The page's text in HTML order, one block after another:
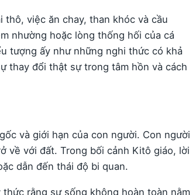
việc ăn chay, than khóc và cầu
nhường hoặc lòng thống hối của cá
tượng ấy như những nghi thức có khả
thay đổi thật sự trong tâm hồn và cách
và giới hạn của con người. Con người
về với đất. Trong bối cảnh Kitô giáo, lời
dẫn đến thái độ bi quan.
rằng sự sống không hoàn toàn nằm